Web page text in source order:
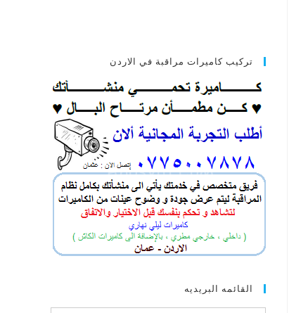
تركيب كاميرات مراقبة في الاردن
القائمه البريديه